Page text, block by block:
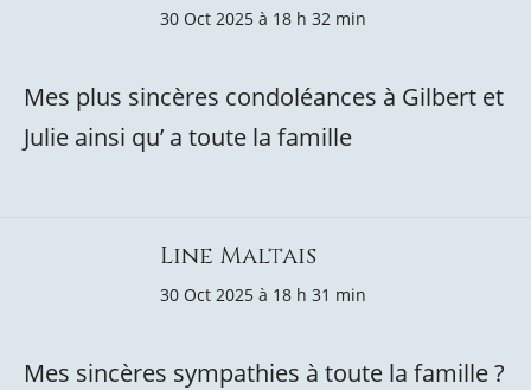
30 Oct 2025 à 18 h 32 min
Mes plus sincères condoléances à Gilbert et
Julie ainsi qu’ a toute la famille
Line Maltais
30 Oct 2025 à 18 h 31 min
Mes sincères sympathies à toute la famille ?